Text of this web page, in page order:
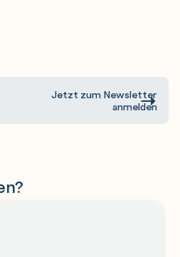
Jetzt zum Newsletter
anmelden